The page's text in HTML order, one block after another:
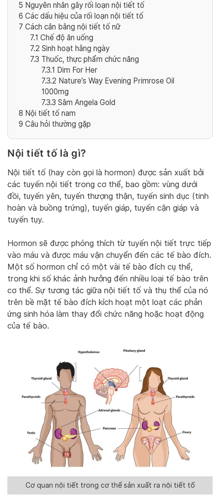
5 Nguyên nhân gây rối loạn nội tiết tố
6 Các dấu hiệu của rối loạn nội tiết tố
7 Cách cân bằng nội tiết tố nữ
7.1 Chế độ ăn uống
7.2 Sinh hoạt hằng ngày
7.3 Thuốc, thực phẩm chức năng
7.3.1 Dim For Her
7.3.2 Nature’s Way Evening Primrose Oil
1000mg
7.3.3 Sâm Angela Gold
8 Nội tiết tố nam
9 Câu hỏi thường gặp
Nội tiết tố là gì?
Nội tiết tố (hay còn gọi là hormon) được sản xuất bởi
các tuyến nội tiết trong cơ thể, bao gồm: vùng dưới
đồi, tuyến yên, tuyến thượng thận, tuyến sinh dục (tinh
hoàn và buồng trứng), tuyến giáp, tuyến cận giáp và
tuyến tụy.
Hormon sẽ được phóng thích từ tuyến nội tiết trực tiếp
vào máu và được máu vận chuyển đến các tế bào đích.
Một số hormon chỉ có một vài tế bào đích cụ thể,
trong khi số khác ảnh hưởng đến nhiều loại tế bào trên
cơ thể. Sự tương tác giữa nội tiết tố và thụ thể của nó
trên bề mặt tế bào đích kích hoạt một loạt các phản
ứng sinh hóa làm thay đổi chức năng hoặc hoạt động
của tế bào.
Cơ quan nội tiết trong cơ thể sản xuất ra nội tiết tố